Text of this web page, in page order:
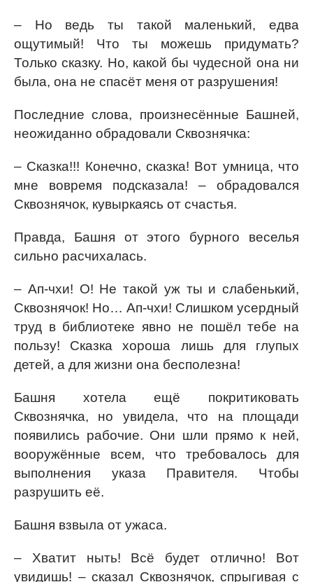
– Но ведь ты такой маленький, едва
ощутимый! Что ты можешь придумать?
Только сказку. Но, какой бы чудесной она ни
была, она не спасёт меня от разрушения!
Последние слова, произнесённые Башней,
неожиданно обрадовали Сквознячка:
– Сказка!!! Конечно, сказка! Вот умница, что
мне вовремя подсказала! – обрадовался
Сквознячок, кувыркаясь от счастья.
Правда, Башня от этого бурного веселья
сильно расчихалась.
– Ап-чхи! О! Не такой уж ты и слабенький,
Сквознячок! Но… Ап-чхи! Слишком усердный
труд в библиотеке явно не пошёл тебе на
пользу! Сказка хороша лишь для глупых
детей, а для жизни она бесполезна!
Башня хотела ещё покритиковать
Сквознячка, но увидела, что на площади
появились рабочие. Они шли прямо к ней,
вооружённые всем, что требовалось для
выполнения указа Правителя. Чтобы
разрушить её.
Башня взвыла от ужаса.
– Хватит ныть! Всё будет отлично! Вот
увидишь! – сказал Сквознячок, спрыгивая с